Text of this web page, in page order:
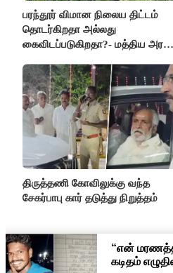
பரந்தூர் விமான நிலைய திட்டம்
தொடர்கிறதா அல்லது
கைவிடப்படுகிறதா?- மத்திய அரசு
திருத்தணி கோவிலுக்கு வந்த
சேகர்பாபு கார் தடுத்து நிறுத்தம்